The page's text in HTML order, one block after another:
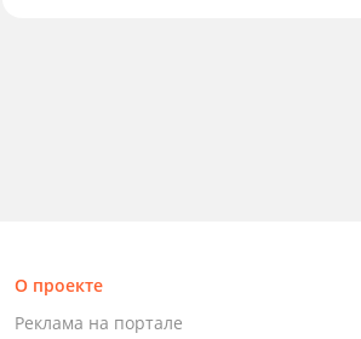
О проекте
Реклама на портале